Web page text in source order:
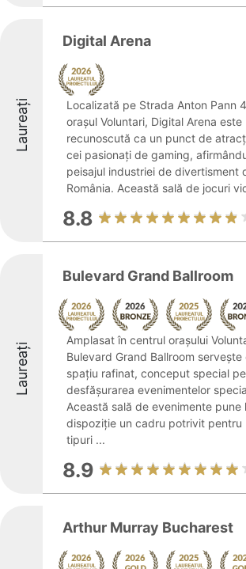
Laureați
Digital Arena
Localizată pe Strada Anton Pann
orașul Voluntari, Digital Arena este
recunoscută ca un punct de
cei pasionați de gaming,
peisajul industriei de divertisment
România. Această sală de jocuri
8.8
Laureați
Bulevard Grand Ballroom
Amplasat în centrul orașului
Bulevard Grand Ballroom
spațiu rafinat, conceput special
desfășurarea evenimentelor
Această sală de evenimente pune
dispoziție un cadru potrivit pentru
tipuri ...
8.9
Arthur Murray Bucharest